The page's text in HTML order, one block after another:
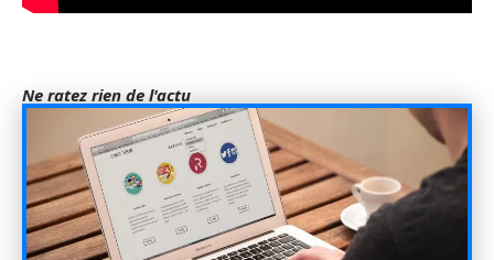
Ne ratez rien de l'actu